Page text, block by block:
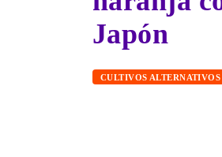
Japón
CULTIVOS ALTERNATIVOS